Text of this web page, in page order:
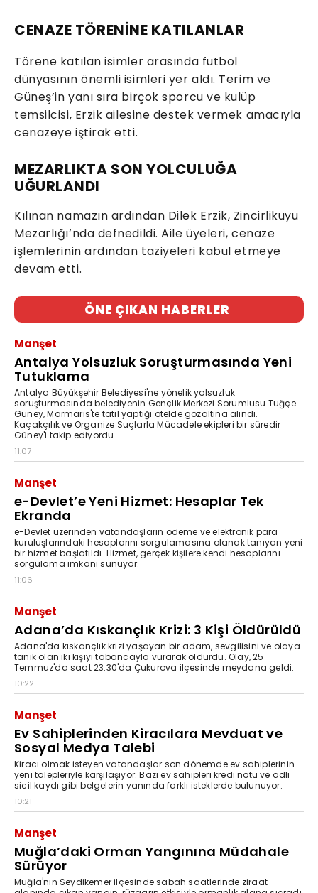
CENAZE TÖRENİNE KATILANLAR
Törene katılan isimler arasında futbol
dünyasının önemli isimleri yer aldı. Terim ve
Güneş’in yanı sıra birçok sporcu ve kulüp
temsilcisi, Erzik ailesine destek vermek amacıyla
cenazeye iştirak etti.
MEZARLIKTA SON YOLCULUĞA
UĞURLANDI
Kılınan namazın ardından Dilek Erzik, Zincirlikuyu
Mezarlığı’nda defnedildi. Aile üyeleri, cenaze
işlemlerinin ardından taziyeleri kabul etmeye
devam etti.
ÖNE ÇIKAN HABERLER
Manşet
Antalya Yolsuzluk Soruşturmasında Yeni
Tutuklama
Antalya Büyükşehir Belediyesi'ne yönelik yolsuzluk
soruşturmasında belediyenin Gençlik Merkezi Sorumlusu Tuğçe
Güney, Marmaris'te tatil yaptığı otelde gözaltına alındı.
Kaçakçılık ve Organize Suçlarla Mücadele ekipleri bir süredir
Güney'i takip ediyordu.
11:07
Manşet
e-Devlet’e Yeni Hizmet: Hesaplar Tek
Ekranda
e-Devlet üzerinden vatandaşların ödeme ve elektronik para
kuruluşlarındaki hesaplarını sorgulamasına olanak tanıyan yeni
bir hizmet başlatıldı. Hizmet, gerçek kişilere kendi hesaplarını
sorgulama imkanı sunuyor.
11:06
Manşet
Adana’da Kıskançlık Krizi: 3 Kişi Öldürüldü
Adana'da kıskançlık krizi yaşayan bir adam, sevgilisini ve olaya
tanık olan iki kişiyi tabancayla vurarak öldürdü. Olay, 25
Temmuz'da saat 23.30'da Çukurova ilçesinde meydana geldi.
10:22
Manşet
Ev Sahiplerinden Kiracılara Mevduat ve
Sosyal Medya Talebi
Kiracı olmak isteyen vatandaşlar son dönemde ev sahiplerinin
yeni talepleriyle karşılaşıyor. Bazı ev sahipleri kredi notu ve adli
sicil kaydı gibi belgelerin yanında farklı isteklerde bulunuyor.
10:21
Manşet
Muğla’daki Orman Yangınına Müdahale
Sürüyor
Muğla'nın Seydikemer ilçesinde sabah saatlerinde ziraat